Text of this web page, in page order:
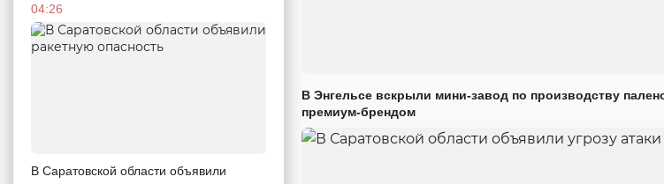
04:26
В Саратовской области объявили
В Энгельсе вскрыли мини-завод по производству
премиум-брендом